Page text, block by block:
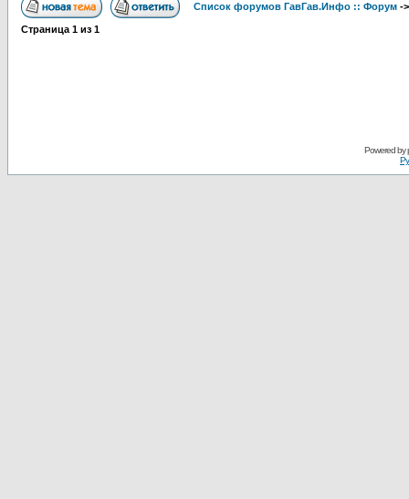
Список форумов ГавГав.Инфо :: Форум -
Страница 1 из 1
Powered by